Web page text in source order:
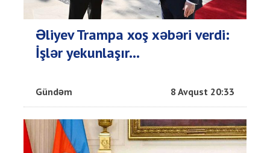
Əliyev Trampa xoş xəbəri verdi:
İşlər yekunlaşır...
Gündəm 8 Avqust 20:33